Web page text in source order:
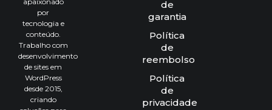
por
tecnologia e
conteúdo.
Trabalho com
desenvolvimento
de sites em
WordPress
desde 2015,
criando
de
garantia
Política
de
reembolso
Política
de
privacidade